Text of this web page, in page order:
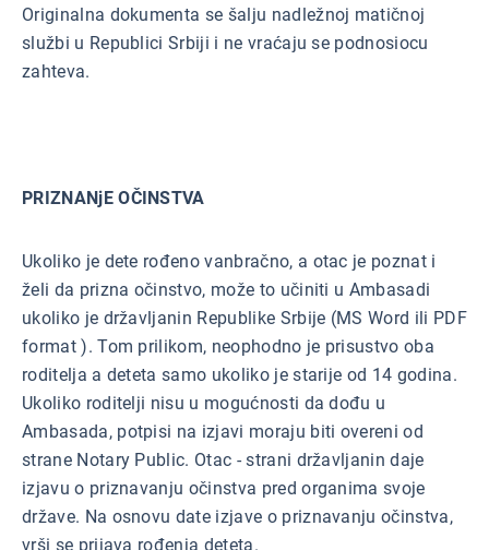
Originalna dokumenta se šalju nadležnoj matičnoj
službi u Republici Srbiji i ne vraćaju se podnosiocu
zahteva.
PRIZNANjE OČINSTVA
Ukoliko je dete rođeno vanbračno, a otac je poznat i
želi da prizna očinstvo, može to učiniti u Ambasadi
ukoliko je državljanin Republike Srbije (MS Word ili PDF
format ). Tom prilikom, neophodno je prisustvo oba
roditelja a deteta samo ukoliko je starije od 14 godina.
Ukoliko roditelji nisu u mogućnosti da dođu u
Ambasada, potpisi na izjavi moraju biti overeni od
strane Notary Public. Otac - strani državljanin daje
izjavu o priznavanju očinstva pred organima svoje
države. Na osnovu date izjave o priznavanju očinstva,
vrši se prijava rođenja deteta.